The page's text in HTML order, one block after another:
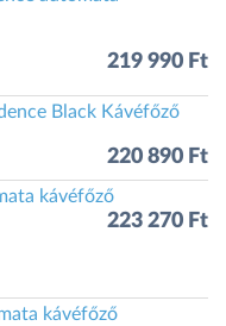
219 990 Ft
Black Kávéfőző
220 890 Ft
kávéfőző
223 270 Ft
kávéfőző